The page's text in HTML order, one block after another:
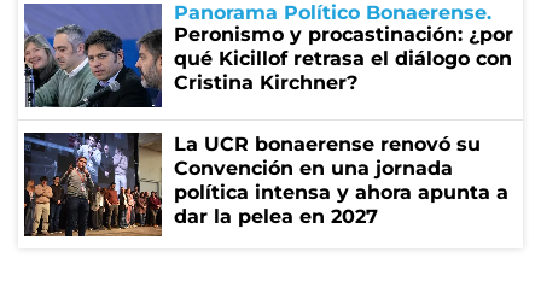
Panorama Político Bonaerense
Peronismo y procastinación: ¿por
qué Kicillof retrasa el diálogo con
Cristina Kirchner?
La UCR bonaerense renovó su
Convención en una jornada
política intensa y ahora apunta a
dar la pelea en 2027